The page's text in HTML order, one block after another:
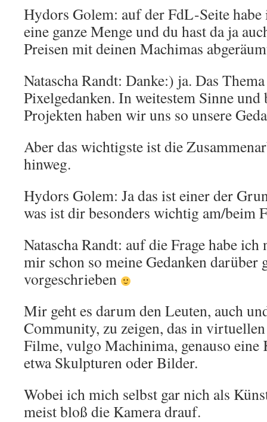
Hydors Golem: auf der FdL-Seite habe
eine ganze Menge und du hast da ja
Preisen mit deinen Machimas
Natascha Randt: Danke:) ja. Das
Pixelgedanken. In weitestem Sinne und
Projekten haben wir uns so unsere
Aber das wichtigste ist die
hinweg.
Hydors Golem: Ja das ist einer der
was ist dir besonders wichtig am/beim
Natascha Randt: auf die Frage habe
mir schon so meine Gedanken darüber
vorgeschrieben
Mir geht es darum den Leuten, auch
Community, zu zeigen, das in
Filme, vulgo Machinima, genauso
etwa Skulpturen oder Bilder.
Wobei ich mich selbst gar nich als
meist bloß die Kamera drauf.